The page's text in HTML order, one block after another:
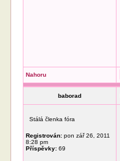
Nahoru
baborad
Stálá členka fóra
Registrován: pon zář 26, 2011
8:28 pm
Příspěvky: 69